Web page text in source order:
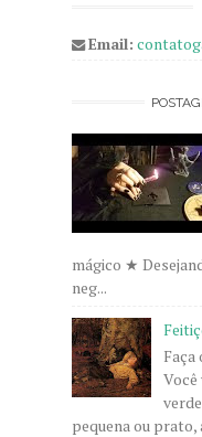
Email:
mágico ★
neg...
Faça
Você
pequena ou prato,